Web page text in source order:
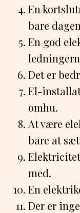
En
bare
En god
Det er
El-
omhu.
At være
bare at
med.
En
Der er